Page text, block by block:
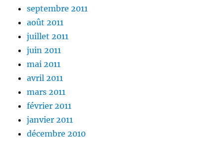
septembre 2011
août 2011
juillet 2011
juin 2011
mai 2011
avril 2011
mars 2011
février 2011
janvier 2011
décembre 2010